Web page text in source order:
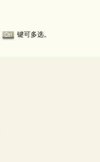
Ctrl 键可多选。